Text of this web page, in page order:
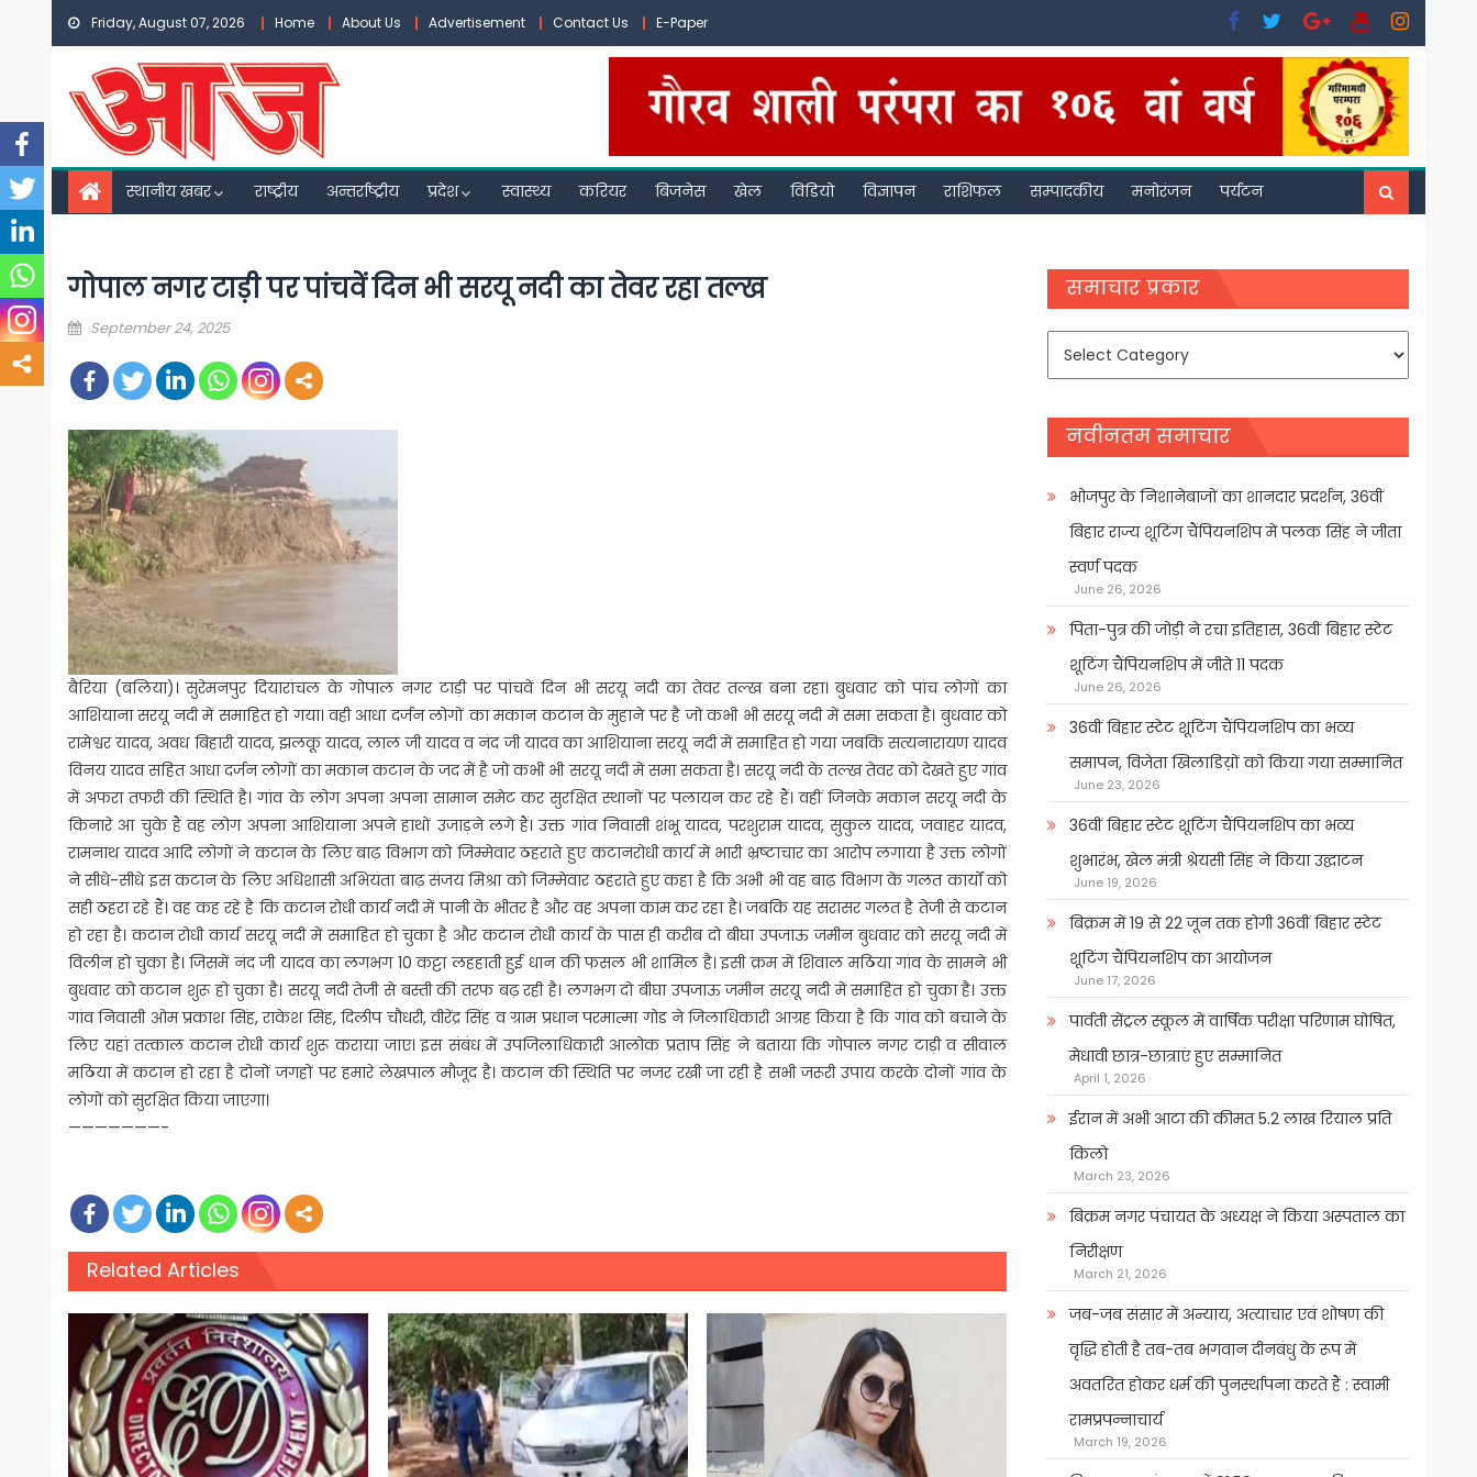
Skip
content
Friday, August 07, 2026 Home About Us Advertisement Contact Us E-Paper
स्थानीय खबर राष्ट्रीय अन्तर्राष्ट्रीय प्रदेश स्वास्थ्य करियर बिजनेस खेल विडियो विज्ञापन राशिफल सम्पादकीय मनोरंजन पर्यटन
गोपाल नगर टाड़ी पर पांचवें दिन भी सरयू नदी का तेवर रहा तल्ख
Posted
September 24, 2025
बैरिया (बलिया)। सुरेमनपुर दियारांचल के गोपाल नगर टाड़ी पर पांचवें दिन भी सरयू नदी का तेवर तल्ख बना रहा। बुधवार को पांच लोगों का
आशियाना सरयू नदी में समाहित हो गया। वही आधा दर्जन लोगों का मकान कटान के मुहाने पर है जो कभी भी सरयू नदी में समा सकता है। बुधवार को
रामेश्वर यादव, अवध बिहारी यादव, झलकू यादव, लाल जी यादव व नंद जी यादव का आशियाना सरयू नदी में समाहित हो गया जबकि सत्यनारायण यादव
विनय यादव सहित आधा दर्जन लोगों का मकान कटान के जद में है जो कभी भी सरयू नदी में समा सकता है। सरयू नदी के तल्ख तेवर को देखते हुए गांव
में अफरा तफरी की स्थिति है। गांव के लोग अपना अपना सामान समेट कर सुरक्षित स्थानों पर पलायन कर रहे हैं। वहीं जिनके मकान सरयू नदी के
किनारे आ चुके हैं वह लोग अपना आशियाना अपने हाथों उजाड़ने लगे हैं। उक्त गांव निवासी शंभू यादव, परशुराम यादव, सुकुल यादव, जवाहर यादव,
रामनाथ यादव आदि लोगों ने कटान के लिए बाढ़ विभाग को जिम्मेवार ठहराते हुए कटानरोधी कार्य में भारी भ्रष्टाचार का आरोप लगाया है उक्त लोगों
ने सीधे-सीधे इस कटान के लिए अधिशासी अभियंता बाढ़ संजय मिश्रा को जिम्मेवार ठहराते हुए कहा है कि अभी भी वह बाढ़ विभाग के गलत कार्यों को
सही ठहरा रहे हैं। वह कह रहे है कि कटान रोधी कार्य नदी में पानी के भीतर है और वह अपना काम कर रहा है। जबकि यह सरासर गलत है तेजी से कटान
हो रहा है। कटान रोधी कार्य सरयू नदी में समाहित हो चुका है और कटान रोधी कार्य के पास ही करीब दो बीघा उपजाऊ जमीन बुधवार को सरयू नदी में
विलीन हो चुका है। जिसमें नंद जी यादव का लगभग 10 कट्टा लहहाती हुई धान की फसल भी शामिल है। इसी क्रम में शिवाल मठिया गांव के सामने भी
बुधवार को कटान शुरू हो चुका है। सरयू नदी तेजी से बस्ती की तरफ बढ़ रही है। लगभग दो बीघा उपजाऊ जमीन सरयू नदी में समाहित हो चुका है। उक्त
गांव निवासी ओम प्रकाश सिंह, राकेश सिंह, दिलीप चौधरी, वीरेंद्र सिंह व ग्राम प्रधान परमात्मा गोड ने जिलाधिकारी आग्रह किया है कि गांव को बचाने के
लिए यहां तत्काल कटान रोधी कार्य शुरू कराया जाए। इस संबंध में उपजिलाधिकारी आलोक प्रताप सिंह ने बताया कि गोपाल नगर टाड़ी व सीवाल
मठिया में कटान हो रहा है दोनों जगहों पर हमारे लेखपाल मौजूद है। कटान की स्थिति पर नजर रखी जा रही है सभी जरूरी उपाय करके दोनों गांव के
लोगों को सुरक्षित किया जाएगा।
———————-
Related Articles
समाचार प्रकार
समाचार
नवीनतम समाचार
भोजपुर के निशानेबाजों का शानदार प्रदर्शन, 36वीं
बिहार राज्य शूटिंग चैंपियनशिप में पलक सिंह ने जीता
स्वर्ण पदक
June 26, 2026
पिता-पुत्र की जोड़ी ने रचा इतिहास, 36वीं बिहार स्टेट
शूटिंग चैंपियनशिप में जीते 11 पदक
June 26, 2026
36वीं बिहार स्टेट शूटिंग चैंपियनशिप का भव्य
समापन, विजेता खिलाडिय़ों को किया गया सम्मानित
June 23, 2026
36वीं बिहार स्टेट शूटिंग चैंपियनशिप का भव्य
शुभारंभ, खेल मंत्री श्रेयसी सिंह ने किया उद्घाटन
June 19, 2026
बिक्रम में 19 से 22 जून तक होगी 36वीं बिहार स्टेट
शूटिंग चैंपियनशिप का आयोजन
June 17, 2026
पार्वती सेंट्रल स्कूल में वार्षिक परीक्षा परिणाम घोषित,
मेधावी छात्र-छात्राएं हुए सम्मानित
April 1, 2026
ईरान में अभी आटा की कीमत 5.2 लाख रियाल प्रति
किलो
March 23, 2026
बिक्रम नगर पंचायत के अध्यक्ष ने किया अस्पताल का
निरीक्षण
March 21, 2026
जब-जब संसार में अन्याय, अत्याचार एवं शोषण की
वृद्धि होती है तब-तब भगवान दीनबंधु के रूप में
अवतरित होकर धर्म की पुनर्स्थापना करते हैं : स्वामी
रामप्रपन्नाचार्य
March 19, 2026